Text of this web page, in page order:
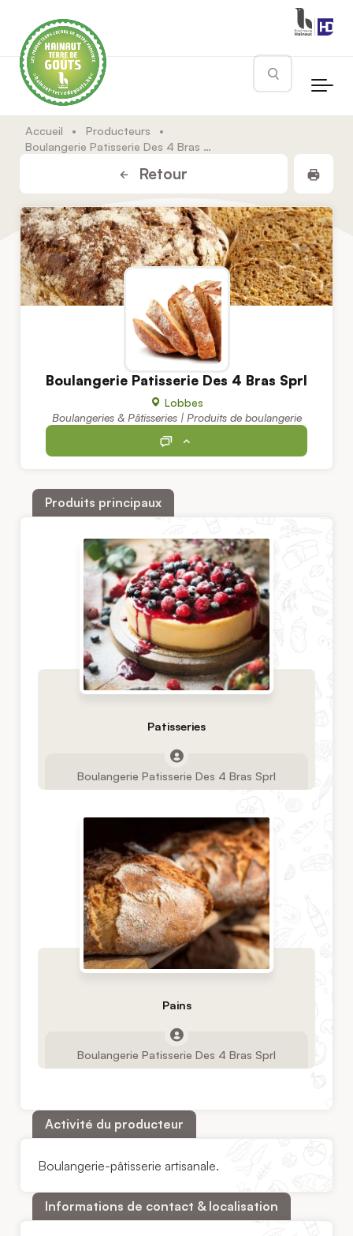
Rechercher
Accueil • Producteurs
•
Boulangerie Patisserie Des 4 Bras Sprl
Retour
Boulangerie Patisserie Des 4 Bras Sprl
Lobbes
Boulangeries & Pâtisseries | Produits de boulangerie
Produits principaux
Patisseries
Boulangerie Patisserie Des 4 Bras Sprl
Pains
Boulangerie Patisserie Des 4 Bras Sprl
Activité du producteur
Boulangerie-pâtisserie artisanale.
Informations de contact & localisation